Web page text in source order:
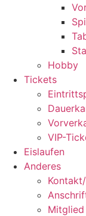
Hobby
Tickets
VIP-
Eislaufen
Anderes